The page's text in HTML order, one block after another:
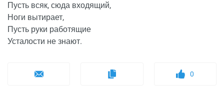
Пусть всяк, сюда входящий,
Ноги вытирает,
Пусть руки работящие
Усталости не знают.
0